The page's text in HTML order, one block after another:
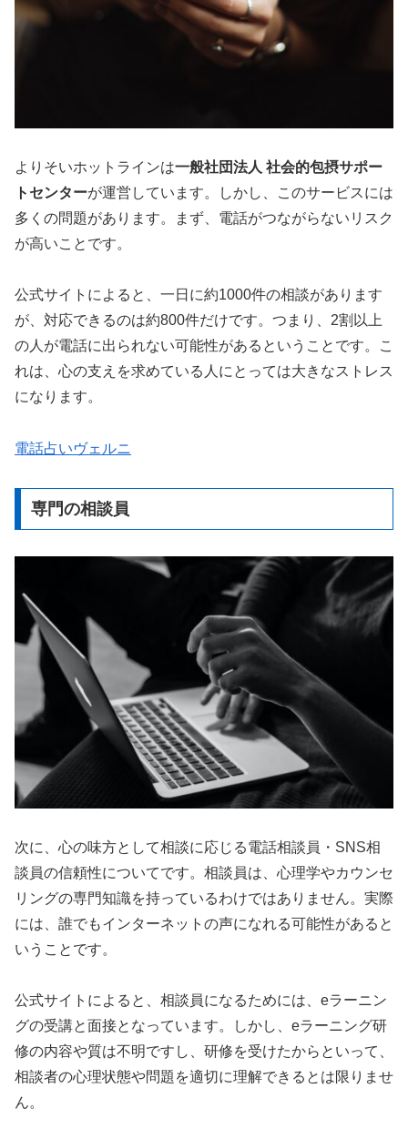
よりそいホットラインは一般社団法人 社会的包摂サポー
トセンターが運営しています。しかし、このサービスには
多くの問題があります。まず、電話がつながらないリスク
が高いことです。
公式サイトによると、一日に約1000件の相談があります
が、対応できるのは約800件だけです。つまり、2割以上
の人が電話に出られない可能性があるということです。こ
れは、心の支えを求めている人にとっては大きなストレス
になります。
電話占いヴェルニ
専門の相談員
次に、心の味方として相談に応じる電話相談員・SNS相
談員の信頼性についてです。相談員は、心理学やカウンセ
リングの専門知識を持っているわけではありません。実際
には、誰でもインターネットの声になれる可能性があると
いうことです。
公式サイトによると、相談員になるためには、eラーニン
グの受講と面接となっています。しかし、eラーニング研
修の内容や質は不明ですし、研修を受けたからといって、
相談者の心理状態や問題を適切に理解できるとは限りませ
ん。